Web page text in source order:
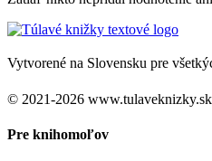
Vytvorené na Slovensku pre
© 2021-2026 www.tulaveknizky.sk
Pre knihomoľov